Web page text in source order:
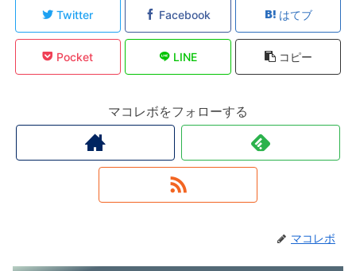
Twitter Facebook はてブ
Pocket LINE コピー
マコレボをフォローする
マコレボ